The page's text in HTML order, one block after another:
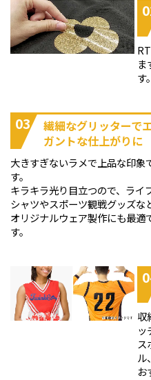
ま
す。
03
繊細なグリッターで
ガントな仕上がりに
大きすぎないラメで上品な印象
す。
キラキラ光り目立つので、ライ
シャツやスポーツ観戦グッズな
オリジナルウェア製作にも最適
す。
収
ッ
ス
ル
お